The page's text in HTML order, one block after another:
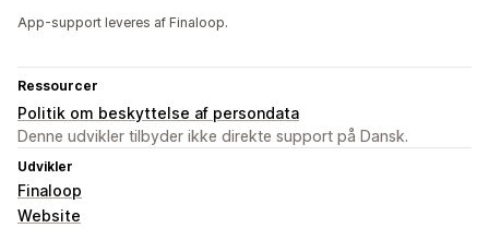
App-support leveres af Finaloop.
Ressourcer
Politik om beskyttelse af persondata
Denne udvikler tilbyder ikke direkte support på Dansk.
Udvikler
Finaloop
Website